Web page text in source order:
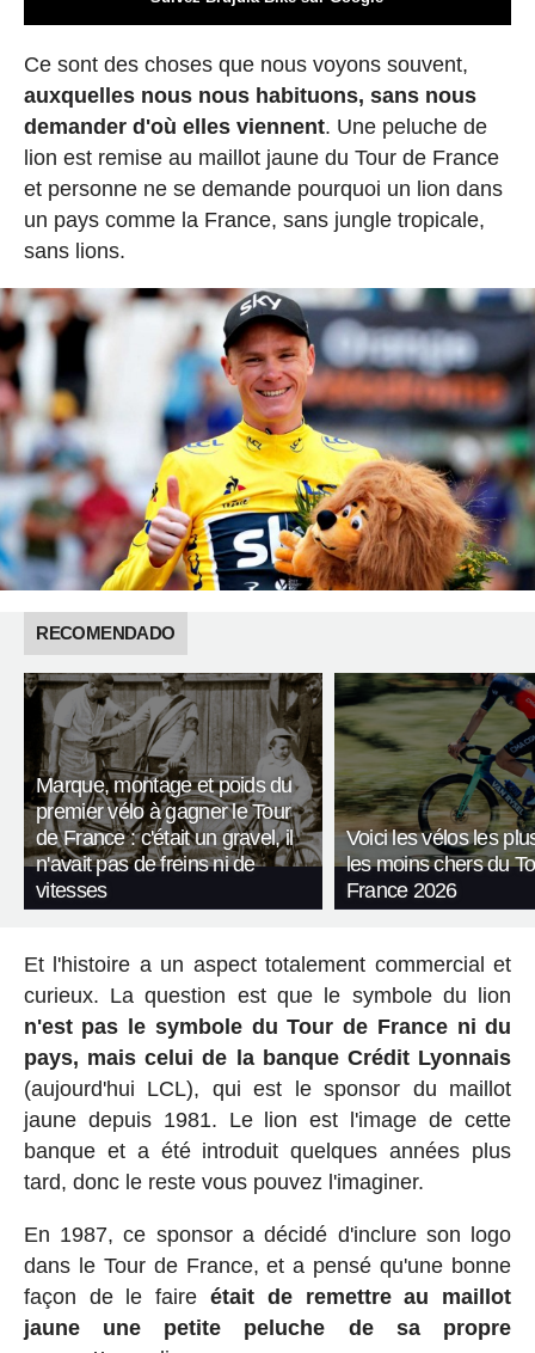
Ce sont des choses que nous voyons souvent,
auxquelles nous nous habituons, sans nous
demander d'où elles viennent. Une peluche de
lion est remise au maillot jaune du Tour de France
et personne ne se demande pourquoi un lion dans
un pays comme la France, sans jungle tropicale,
sans lions.
RECOMENDADO
Marque, montage et poids du
premier vélo à gagner le Tour
de France : c'était un gravel, il
n'avait pas de freins ni de
vitesses
Voici les vélos les
les moins chers du
France 2026
Et l'histoire a un aspect totalement commercial et
curieux. La question est que le symbole du lion
n'est pas le symbole du Tour de France ni du
pays, mais celui de la banque Crédit Lyonnais
(aujourd'hui LCL), qui est le sponsor du maillot
jaune depuis 1981. Le lion est l'image de cette
banque et a été introduit quelques années plus
tard, donc le reste vous pouvez l'imaginer.
En 1987, ce sponsor a décidé d'inclure son logo
dans le Tour de France, et a pensé qu'une bonne
façon de le faire était de remettre au maillot
jaune une petite peluche de sa propre